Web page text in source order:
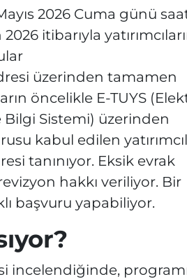
2026 Cuma günü
itibarıyla
üzerinden tamamen
öncelikle E-TUYS
Bilgi Sistemi) üzerinden
kabul edilen
tanınıyor. Eksik evrak
hakkı veriliyor. Bir
başvuru yapabiliyor.
incelendiğinde,